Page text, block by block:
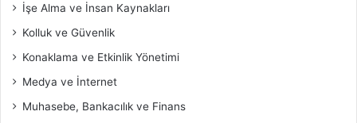
İşe Alma ve İnsan Kaynakları
Kolluk ve Güvenlik
Konaklama ve Etkinlik Yönetimi
Medya ve İnternet
Muhasebe, Bankacılık ve Finans